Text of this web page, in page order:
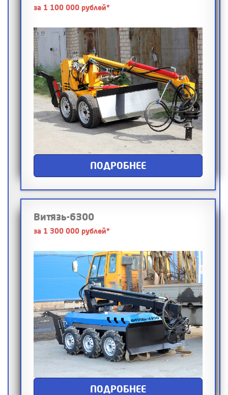
за 1 100 000 рублей*
ПОДРОБНЕЕ
Витязь-6300
за 1 300 000 рублей*
ПОДРОБНЕЕ